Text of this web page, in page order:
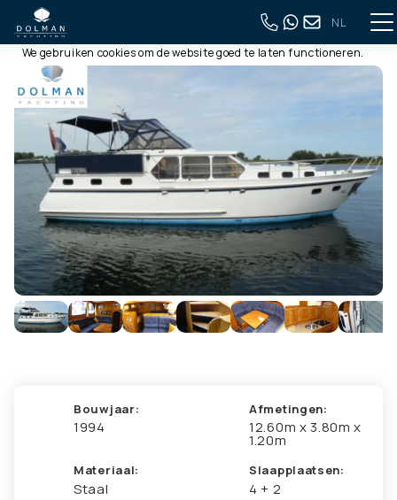
NL
Terug naar volledig overzicht
Bouwjaar:
1994
Afmetingen:
12.60m x 3.80m x
1.20m
Materiaal:
Staal
Slaapplaatsen:
4 + 2
Deze website gebruikt cookies
We gebruiken cookies om de website goed te laten functioneren.
Meer informatie is beschikbaar in onzeprivacyverklaring. Door
op accepteren te klikken, geef je aan hiermee akkoord te gaan.
Alles accepteren
Alleen noodzakelijk